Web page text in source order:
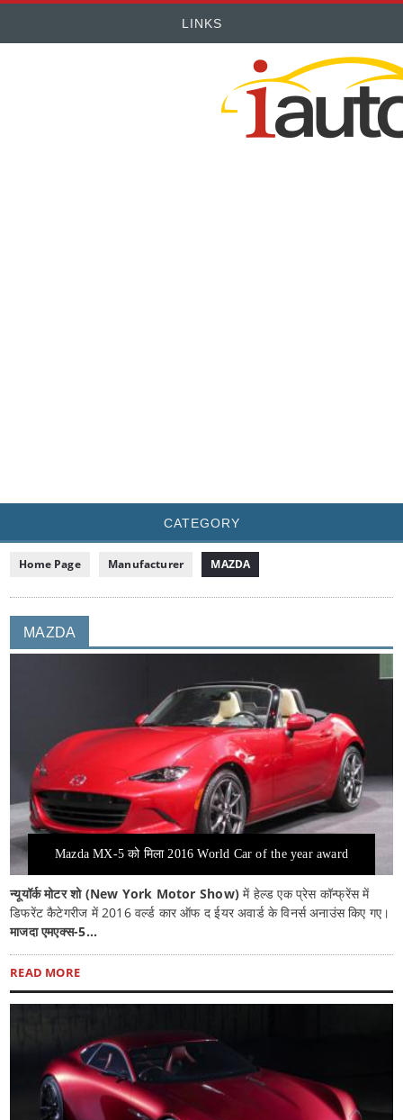
LINKS
CATEGORY
Home Page Manufacturer MAZDA
MAZDA
Mazda MX-5 को मिला 2016 World Car of the year award
न्यूयॉर्क मोटर शो (New York Motor Show)में हेल्ड एक प्रेस कॉन्फ्रेंस में
डिफरेंट कैटेगरीज में 2016 वर्ल्ड कार ऑफ द ईयर अवार्ड के विनर्स अनाउंस किए गए।
माजदा एमएक्स-5...
READ MORE